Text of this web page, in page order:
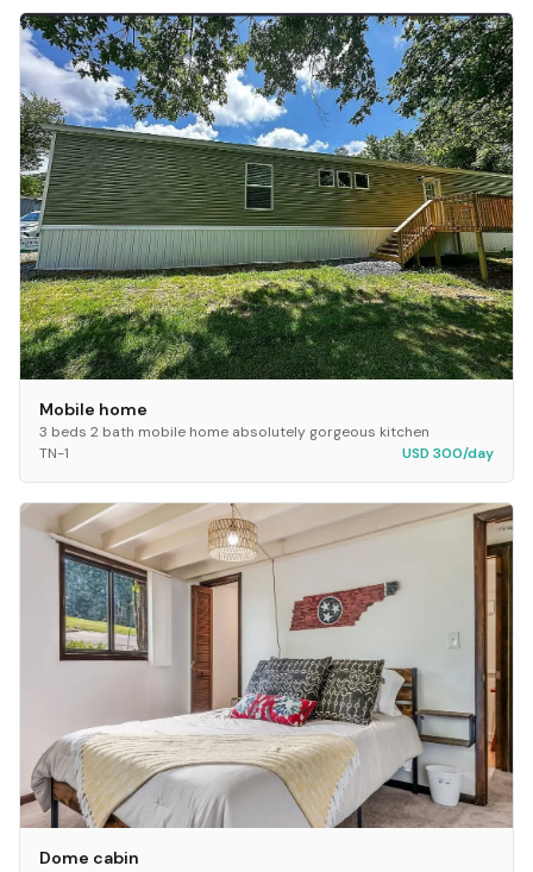
Mobile home
3 beds 2 bath mobile home absolutely gorgeous kitchen
TN-1
USD 300/day
Dome cabin